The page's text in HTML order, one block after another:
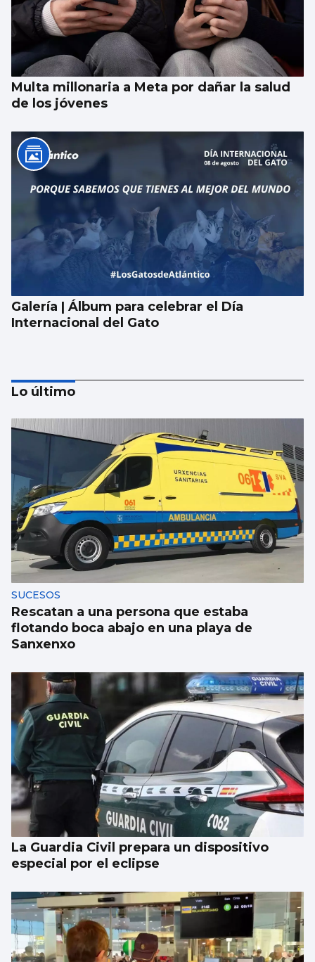
Multa millonaria a Meta por dañar la salud
de los jóvenes
Galería | Álbum para celebrar el Día
Internacional del Gato
La UE lanza una campaña de ahorro
energético doméstico
Lo último
SUCESOS
Rescatan a una persona que estaba
flotando boca abajo en una playa de
Sanxenxo
La Guardia Civil prepara un dispositivo
especial por el eclipse